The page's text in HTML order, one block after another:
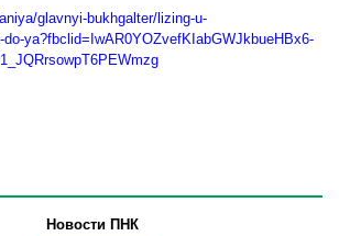
glavnyi-bukhgalter/lizing-u-
do-ya?fbclid=IwAR0YOZvefKIabGWJkbueHBx6-
Новости ПНК